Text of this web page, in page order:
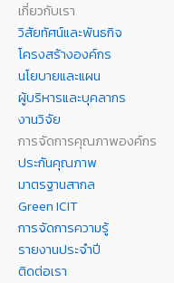
เกี่ยวกับเรา
วิสัยทัศน์และพันธกิจ
โครงสร้างองค์กร
นโยบายและแผน
ผู้บริหารและบุคลากร
งานวิจัย
การจัดการคุณภาพองค์กร
ประกันคุณภาพ
มาตรฐานสากล
Green ICIT
การจัดการความรู้
รายงานประจำปี
ติดต่อเรา